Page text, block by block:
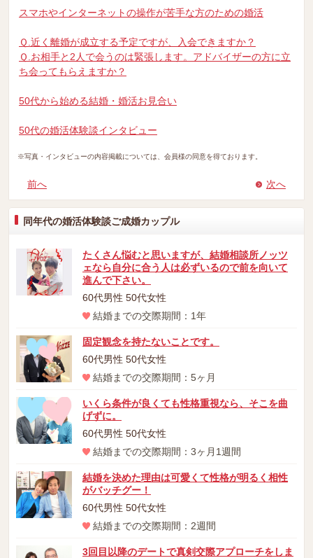
スマホやインターネットの操作が苦手な方のための婚活
Ｑ.近く離婚が成立する予定ですが、入会できますか？
Ｑ.お相手と2人で会うのは緊張します。アドバイザーの方に立
ち会ってもらえますか？
50代から始める結婚・婚活お見合い
50代の婚活体験談インタビュー
※写真・インタビューの内容掲載については、会員様の同意を得ております。
前へ 次へ
同年代の婚活体験談ご成婚カップル
たくさん悩むと思いますが、結婚相談所ノッツ
ェなら自分に合う人は必ずいるので前を向いて
進んで下さい。
60代男性 50代女性
結婚までの交際期間：1年
固定観念を持たないことです。
60代男性 50代女性
結婚までの交際期間：5ヶ月
いくら条件が良くても性格重視なら、そこを曲
げずに。
60代男性 50代女性
結婚までの交際期間：3ヶ月1週間
結婚を決めた理由は可愛くて性格が明るく相性
がバッチグー！
60代男性 50代女性
結婚までの交際期間：2週間
3回目以降のデートで真剣交際アプローチをしま